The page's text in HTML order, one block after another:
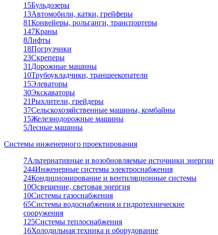
15Бульдозеры
13Автомобили, катки, грейферы
81Конвейеры, рольганги, транспортеры
147Краны
8Лифты
18Погрузчики
23Скреперы
31 Дорожные машины
10Трубоукладчики, траншеекопатели
15Элеваторы
30Экскаваторы
21Рыхлители, грейдеры
37Сельскохозяйственные машины, комбайны
15Железнодорожные машины
5Лесные машины
Системы инженерного проектирования
7Альтернативные и возобновляемые источники энергии
244Инженерные системы электроснабжения
24Кондиционирование и вентиляционные системы
10Освещение, световая энергия
10Системы газоснабжения
65Системы водоснабжения и гидротехнические
сооружения
125Системы теплоснабжения
16Холодильная техника и оборудование